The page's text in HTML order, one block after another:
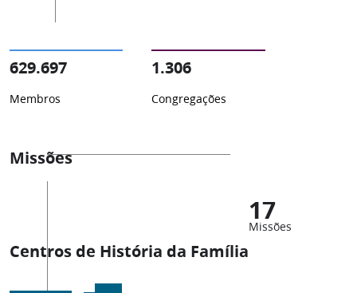
629.697
Membros
1.306
Congregações
Missões
17
Missões
Centros de História da Família